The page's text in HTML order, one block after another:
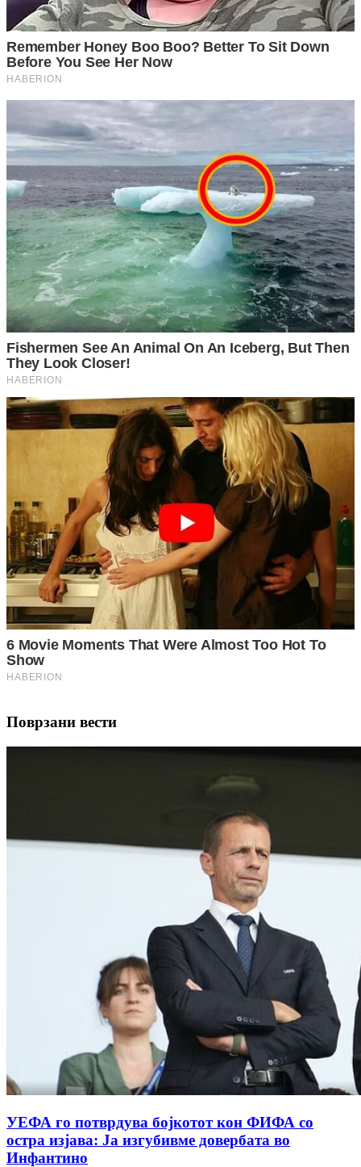
Поврзани вести
УЕФА го потврдува бојкотот кон ФИФА со
остра изјава: Ја изгубивме довербата во
Инфантино